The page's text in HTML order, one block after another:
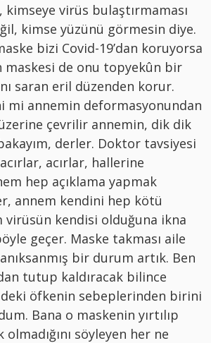
kimseye virüs bulaştırmaması
kimse yüzünü görmesin diye.
bizi Covid-19’dan koruyorsa
maskesi de onu topyekûn bir
saran eril düzenden korur.
mi annemin deformasyonundan
çevrilir annemin, dik dik
derler. Doktor tavsiyesi
acırlar, hallerine
hep açıklama yapmak
annem kendini hep kötü
virüsün kendisi olduğuna ikna
geçer. Maske takması aile
bir durum artık. Ben
tutup kaldıracak bilince
öfkenin sebeplerinden birini
Bana o maskenin yırtılıp
olmadığını söyleyen her ne